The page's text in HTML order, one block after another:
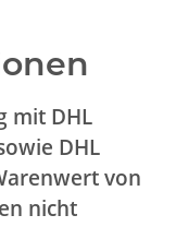
mit DHL
DHL
von
nicht